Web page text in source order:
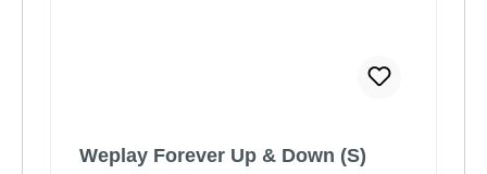
Weplay Forever Up & Down (S)